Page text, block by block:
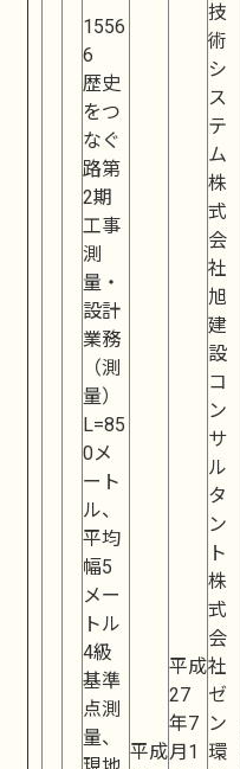
1556
6
歴史
をつ
なぐ
路第
2期
工事
測
量・
設計
業務
（測
量）
L=85
0メ
ート
ル、
平均
幅5
メー
トル
4級
基準
点測
量、
平成
平成
27
年7
月1
技
術
シ
ス
テ
ム
株
式
会
社
旭
建
設
コ
ン
サ
ル
タ
ン
ト
株
式
会
社
ゼ
ン
環